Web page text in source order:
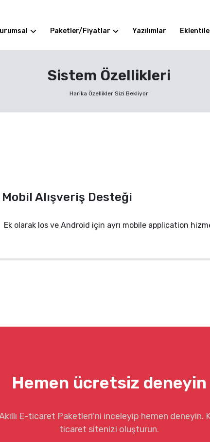
Paketler/Fiyatlar Yazılımlar
Sistem Özellikleri
Harika Özellikler Sizi Bekliyor
Mobil Alışveriş Desteği
Ek olarak Ios ve Android için ayrı mobile application
Hemen ücretsiz deneyin
E-ticaret Paketleri'ni inceleyip hemen deneyin.
ticaret sitenizi oluşturun.